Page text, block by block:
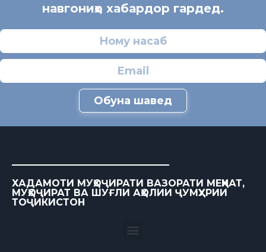
навгониҳо хабардор гардед.
Обуна шавед
ХАДАМОТИ МУҲОҶИРАТИ ВАЗОРАТИ МЕҲНАТ,
МУҲОҶИРАТ ВА ШУҒЛИ АҲОЛИИ ҶУМҲУРИИ
ТОҶИКИСТОН